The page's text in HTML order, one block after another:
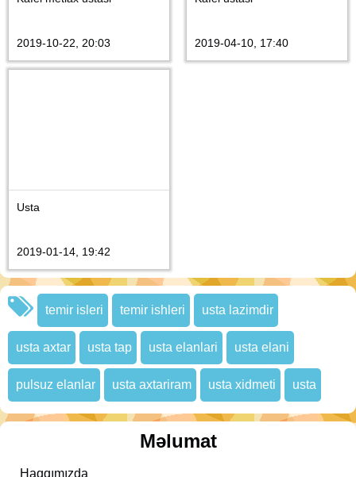
2019-10-22, 20:03 2019-04-10, 17:40
Usta
2019-01-14, 19:42
temir isleri temir ishleri usta lazimdir
usta axtar usta tap usta elanlari usta elani
pulsuz elanlar usta axtariram usta xidmeti usta
Məlumat
Haqqımızda